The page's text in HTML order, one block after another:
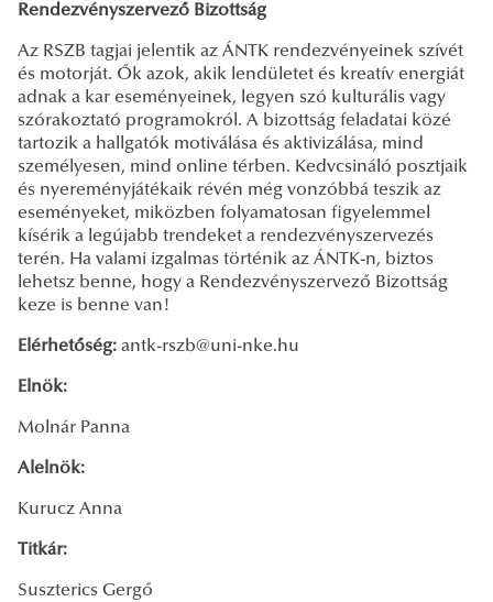
Rendezvényszervező Bizottság
Az RSZB tagjai jelentik az ÁNTK rendezvényeinek szívét
és motorját. Ők azok, akik lendületet és kreatív energiát
adnak a kar eseményeinek, legyen szó kulturális vagy
szórakoztató programokról. A bizottság feladatai közé
tartozik a hallgatók motiválása és aktivizálása, mind
személyesen, mind online térben. Kedvcsináló posztjaik
és nyereményjátékaik révén még vonzóbbá teszik az
eseményeket, miközben folyamatosan figyelemmel
kísérik a legújabb trendeket a rendezvényszervezés
terén. Ha valami izgalmas történik az ÁNTK-n, biztos
lehetsz benne, hogy a Rendezvényszervező Bizottság
keze is benne van!
Elérhetőség: antk-rszb@uni-nke.hu
Elnök:
Molnár Panna
Alelnök:
Kurucz Anna
Titkár:
Suszterics Gergő